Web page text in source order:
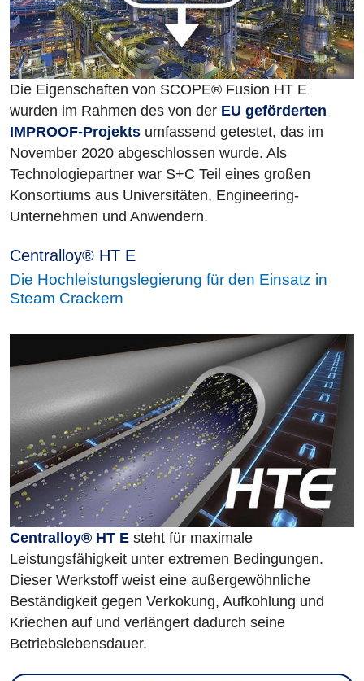
Die Eigenschaften von SCOPE® Fusion HT E
wurden im Rahmen des von der EU geförderten
IMPROOF-Projekts umfassend getestet, das im
November 2020 abgeschlossen wurde. Als
Technologiepartner war S+C Teil eines großen
Konsortiums aus Universitäten, Engineering-
Unternehmen und Anwendern.
Centralloy® HT E
Die Hochleistungslegierung für den Einsatz in
Steam Crackern
Centralloy® HT E steht für maximale
Leistungsfähigkeit unter extremen Bedingungen.
Dieser Werkstoff weist eine außergewöhnliche
Beständigkeit gegen Verkokung, Aufkohlung und
Kriechen auf und verlängert dadurch seine
Betriebslebensdauer.